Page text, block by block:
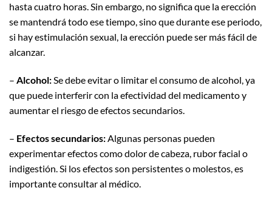
hasta cuatro horas. Sin embargo, no significa que la erección
se mantendrá todo ese tiempo, sino que durante ese periodo,
si hay estimulación sexual, la erección puede ser más fácil de
alcanzar.
– Alcohol:Se debe evitar o limitar el consumo de alcohol, ya
que puede interferir con la efectividad del medicamento y
aumentar el riesgo de efectos secundarios.
– Efectos secundarios:Algunas personas pueden
experimentar efectos como dolor de cabeza, rubor facial o
indigestión. Si los efectos son persistentes o molestos, es
importante consultar al médico.